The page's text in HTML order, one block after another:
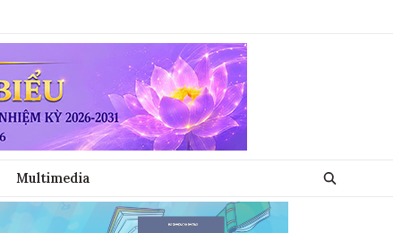
Multimedia